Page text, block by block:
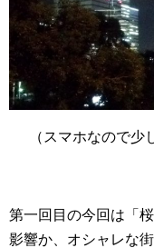
（スマホなので少
第一回目の今回は「
影響か、オシャレな